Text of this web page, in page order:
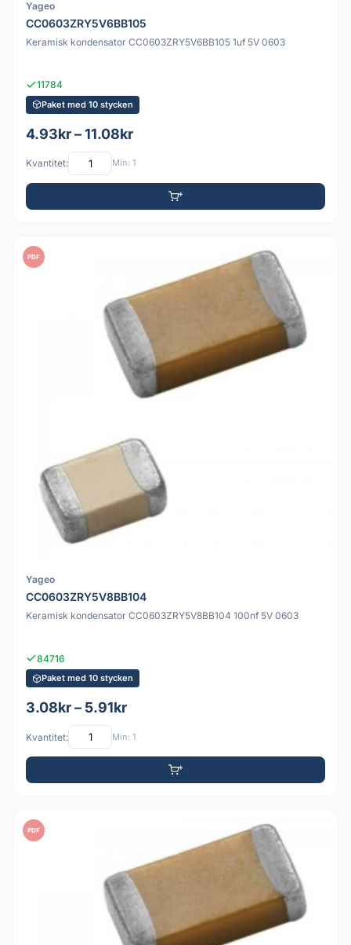
Yageo
CC0603ZRY5V6BB105
Keramisk kondensator CC0603ZRY5V6BB105 1uf 5V 0603
11784
Paket med 10 stycken
4.93kr – 11.08kr
Kvantitet: Min: 1
PDF
Yageo
CC0603ZRY5V8BB104
Keramisk kondensator CC0603ZRY5V8BB104 100nf 5V 0603
84716
Paket med 10 stycken
3.08kr – 5.91kr
Kvantitet: Min: 1
PDF